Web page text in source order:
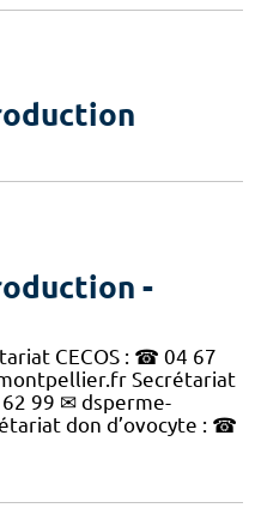
-
CECOS : ☎ 04 67
Secrétariat
99 ✉ dsperme-
don d’ovocyte : ☎